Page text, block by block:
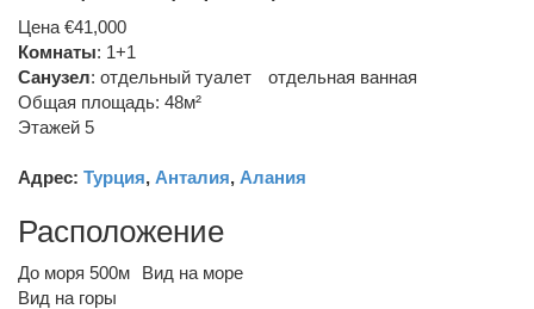
Цена €41,000
Комнаты: 1+1
Санузел: отдельный туалет
отдельная ванная
Общая площадь: 48м²
Этажей 5
Адрес: Турция, Анталия, Алания
Расположение
До моря 500м
Вид на море
Вид на горы